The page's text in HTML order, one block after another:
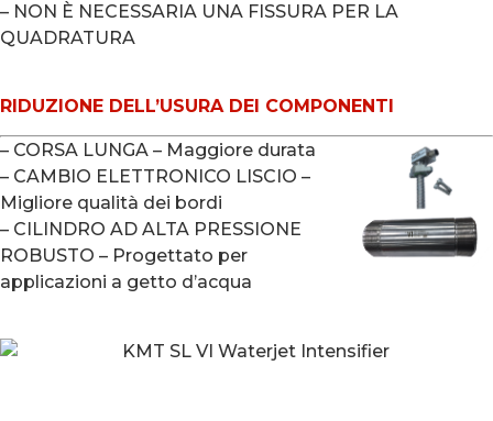
– NON È NECESSARIA UNA FISSURA PER LA
QUADRATURA
RIDUZIONE DELL’USURA DEI COMPONENTI
– CORSA LUNGA – Maggiore durata
– CAMBIO ELETTRONICO LISCIO –
Migliore qualità dei bordi
– CILINDRO AD ALTA PRESSIONE
ROBUSTO – Progettato per
applicazioni a getto d’acqua